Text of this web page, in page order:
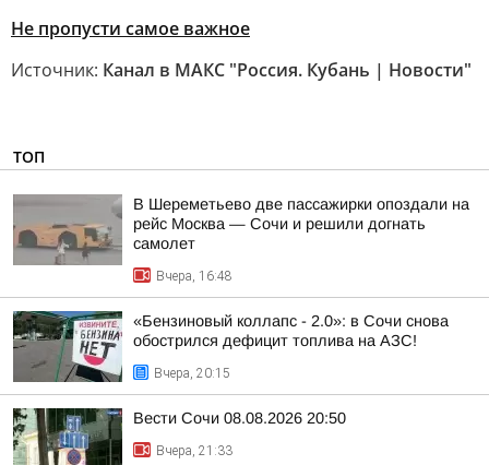
Не пропусти самое важное
Источник: Канал в МАКС "Россия. Кубань | Новости"
ТОП
В Шереметьево две пассажирки опоздали на
рейс Москва — Сочи и решили догнать
самолет
Вчера, 16:48
«Бензиновый коллапс - 2.0»: в Сочи снова
обострился дефицит топлива на АЗС!
Вчера, 20:15
Вести Сочи 08.08.2026 20:50
Вчера, 21:33